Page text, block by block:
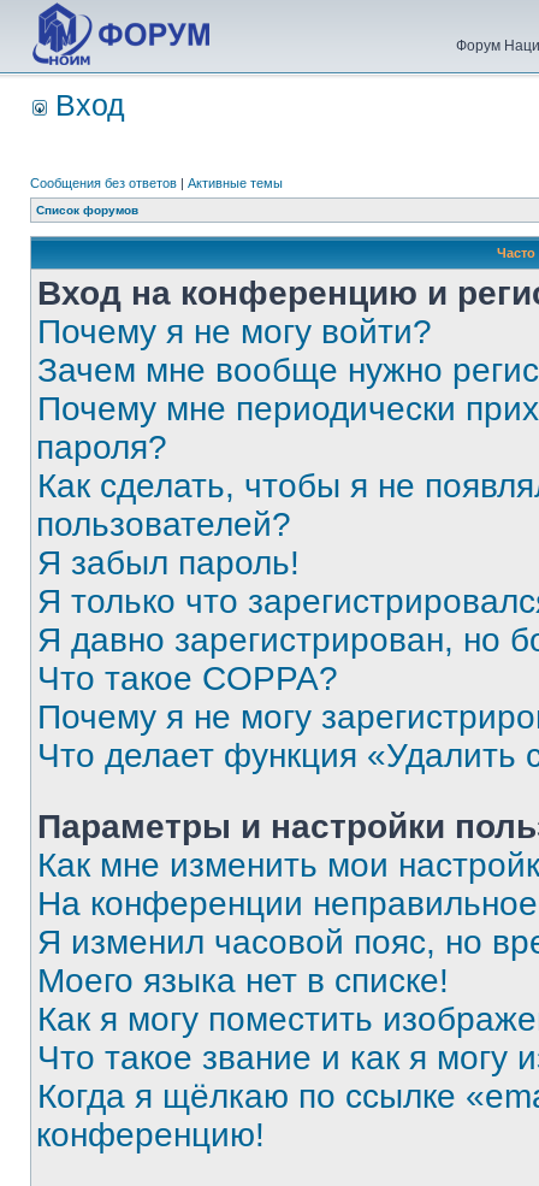
Форум
Вход
Сообщения без ответов | Активные темы
Список форумов
Вход на конференцию и
Почему я не могу войти?
Зачем мне вообще нужно
Почему мне периодически
пароля?
Как сделать, чтобы я не
пользователей?
Я забыл пароль!
Я только что
Я давно зарегистрирован, но
Что такое COPPA?
Почему я не могу
Что делает функция «Удалить
Параметры и настройки
Как мне изменить мои
На конференции
Я изменил часовой пояс, но
Моего языка нет в списке!
Как я могу поместить
Что такое звание и как я могу
Когда я щёлкаю по ссылке
конференцию!